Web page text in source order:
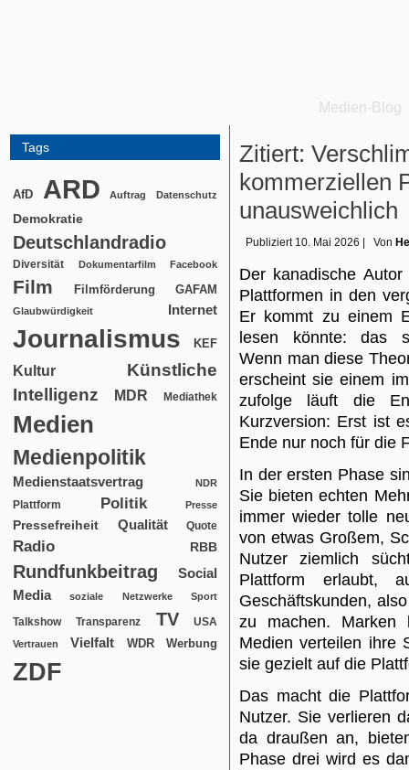
Medien-Blog
Tags
AfD ARD Auftrag Datenschutz
Demokratie
Deutschlandradio
Diversität Dokumentarfilm Facebook
Film Filmförderung GAFAM
Glaubwürdigkeit Internet
Journalismus KEF
Kultur
Künstliche
Intelligenz
MDR Mediathek
Medien
Medienpolitik
Medienstaatsvertrag NDR
Plattform Politik Presse
Pressefreiheit Qualität Quote
Radio RBB
Rundfunkbeitrag
Social
Media
soziale Netzwerke Sport
Talkshow Transparenz TV USA
Vertrauen Vielfalt WDR Werbung
ZDF
Zitiert:
kommerziellen
unausweichlich
Publiziert 10. Mai 2026 Von
Der kanadische
Plattformen in den
Er kommt zu einem
lesen könnte: das
Wenn man diese
erscheint sie einem
zufolge läuft die
Kurzversion: Erst ist
Ende nur noch für die
In der ersten Phase
Sie bieten echten
immer wieder tolle
von etwas Großem,
Nutzer ziemlich
Plattform erlaubt,
Geschäftskunden,
zu machen. Marken
Medien verteilen ihre
sie gezielt auf die
Das macht die
Nutzer. Sie verlieren
da draußen an,
Phase drei wird es